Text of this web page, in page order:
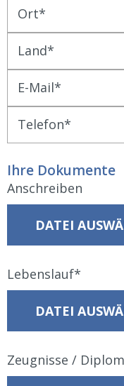
Ort
Land
E-Mail
Telefon
Ihre Dokumente
Anschreiben
DATEI
Lebenslauf
DATEI
Zeugnisse /